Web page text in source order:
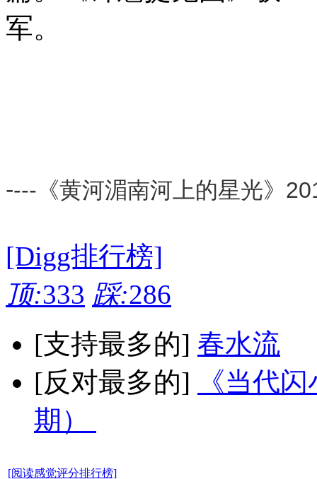
军。
----《黄河湄南河上的星光》
[Digg排行榜]
顶:333 踩:286
[支持最多的] 春水流
[反对最多的]
《当代
期）
[阅读感觉评分排行榜]